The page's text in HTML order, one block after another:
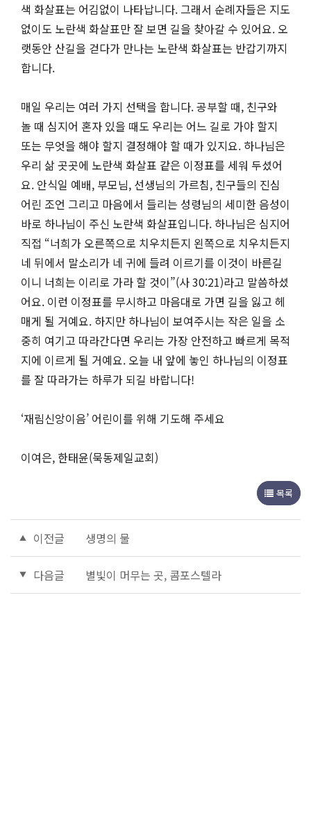
색 화살표는 어김없이 나타납니다. 그래서 순례자들은 지도
없이도 노란색 화살표만 잘 보면 길을 찾아갈 수 있어요. 오
랫동안 산길을 걷다가 만나는 노란색 화살표는 반갑기까지
합니다.
매일 우리는 여러 가지 선택을 합니다. 공부할 때, 친구와
놀 때 심지어 혼자 있을 때도 우리는 어느 길로 가야 할지
또는 무엇을 해야 할지 결정해야 할 때가 있지요. 하나님은
우리 삶 곳곳에 노란색 화살표 같은 이정표를 세워 두셨어
요. 안식일 예배, 부모님, 선생님의 가르침, 친구들의 진심
어린 조언 그리고 마음에서 들리는 성령님의 세미한 음성이
바로 하나님이 주신 노란색 화살표입니다. 하나님은 심지어
직접 “너희가 오른쪽으로 치우치든지 왼쪽으로 치우치든지
네 뒤에서 말소리가 네 귀에 들려 이르기를 이것이 바른길
이니 너희는 이리로 가라 할 것이”(사 30:21)라고 말씀하셨
어요. 이런 이정표를 무시하고 마음대로 가면 길을 잃고 헤
매게 될 거예요. 하지만 하나님이 보여주시는 작은 일을 소
중히 여기고 따라간다면 우리는 가장 안전하고 빠르게 목적
지에 이르게 될 거예요. 오늘 내 앞에 놓인 하나님의 이정표
를 잘 따라가는 하루가 되길 바랍니다!
‘재림신앙이음’ 어린이를 위해 기도해 주세요
이여은, 한태윤(묵동제일교회)
목록
이전글 생명의 물
다음글 별빛이 머무는 곳, 콤포스텔라